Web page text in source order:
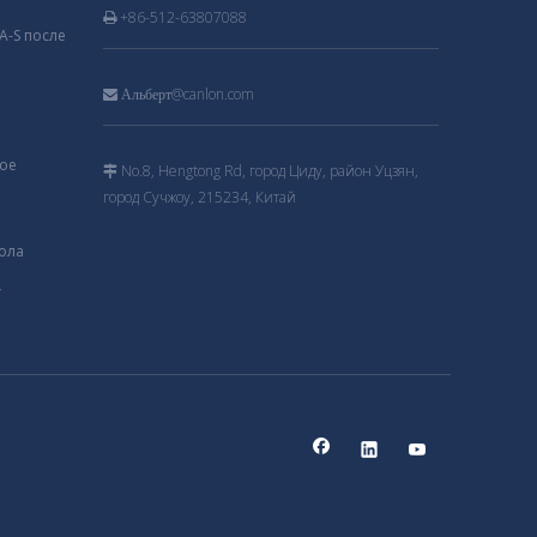
S после
+86-512-63807088
 Альберт@canlon.com
 No.8, Hengtong Rd, город Циду, район Уцзян,
город Сучжоу, 215234, Китай